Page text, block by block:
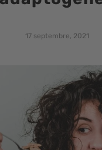
17 septembre, 2021